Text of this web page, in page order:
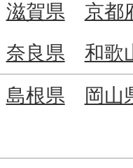
滋賀県
京都
奈良県 和歌
島根県
岡山